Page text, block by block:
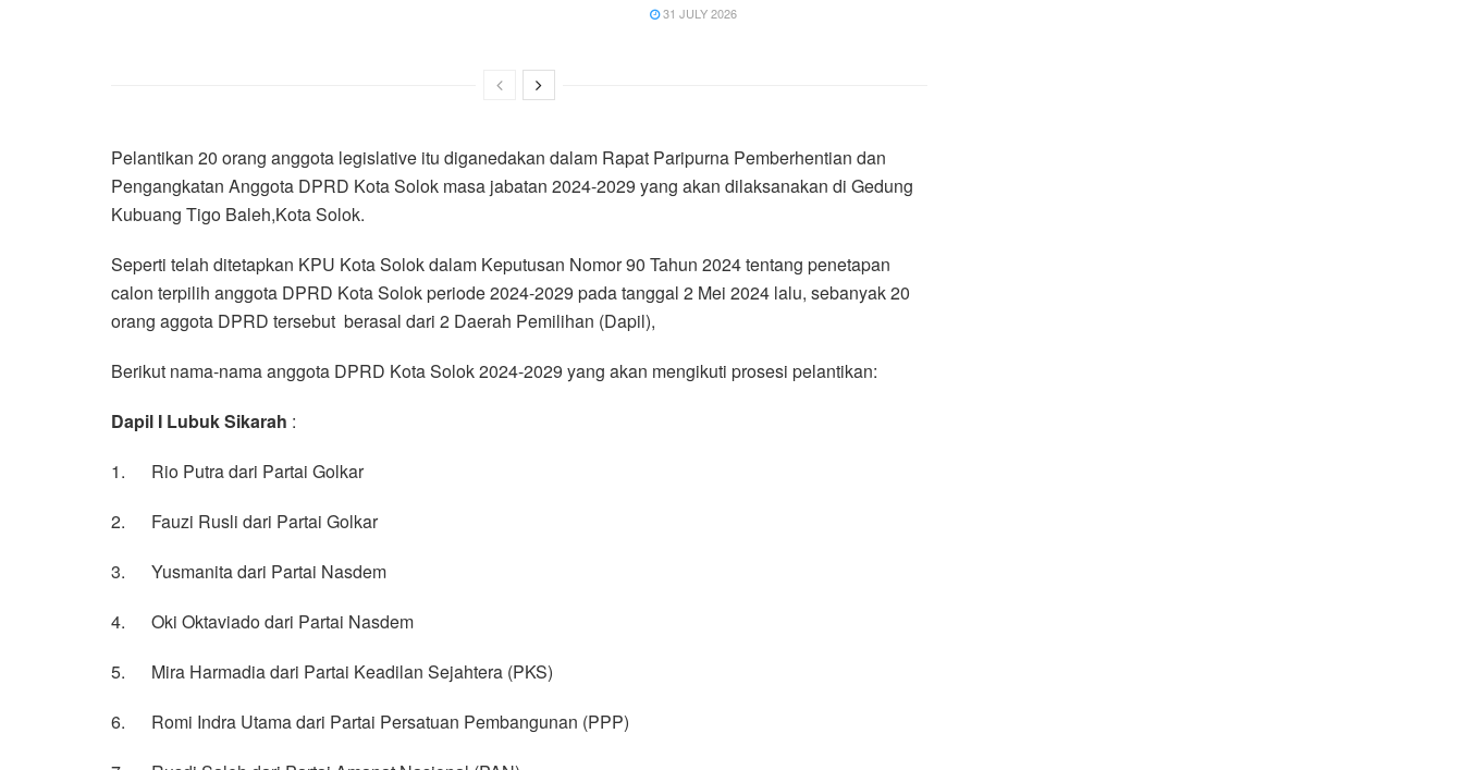
31 JULY 2026
Pelantikan 20 orang anggota legislative itu diganedakan dalam Rapat Paripurna Pemberhentian dan
Pengangkatan Anggota DPRD Kota Solok masa jabatan 2024-2029 yang akan dilaksanakan di Gedung
Kubuang Tigo Baleh,Kota Solok.
Seperti telah ditetapkan KPU Kota Solok dalam Keputusan Nomor 90 Tahun 2024 tentang penetapan
calon terpilih anggota DPRD Kota Solok periode 2024-2029 pada tanggal 2 Mei 2024 lalu, sebanyak 20
orang aggota DPRD tersebut berasal dari 2 Daerah Pemilihan (Dapil),
Berikut nama-nama anggota DPRD Kota Solok 2024-2029 yang akan mengikuti prosesi pelantikan:
Dapil I Lubuk Sikarah :
1. Rio Putra dari Partai Golkar
2. Fauzi Rusli dari Partai Golkar
3. Yusmanita dari Partai Nasdem
4. Oki Oktaviado dari Partai Nasdem
5. Mira Harmadia dari Partai Keadilan Sejahtera (PKS)
6. Romi Indra Utama dari Partai Persatuan Pembangunan (PPP)